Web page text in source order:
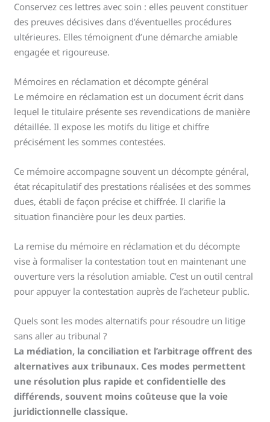
Conservez ces lettres avec soin : elles peuvent constituer
des preuves décisives dans d’éventuelles procédures
ultérieures. Elles témoignent d’une démarche amiable
engagée et rigoureuse.
Mémoires en réclamation et décompte général
Le mémoire en réclamation est un document écrit dans
lequel le titulaire présente ses revendications de manière
détaillée. Il expose les motifs du litige et chiffre
précisément les sommes contestées.
Ce mémoire accompagne souvent un décompte général,
état récapitulatif des prestations réalisées et des sommes
dues, établi de façon précise et chiffrée. Il clarifie la
situation financière pour les deux parties.
La remise du mémoire en réclamation et du décompte
vise à formaliser la contestation tout en maintenant une
ouverture vers la résolution amiable. C’est un outil central
pour appuyer la contestation auprès de l’acheteur public.
Quels sont les modes alternatifs pour résoudre un litige
sans aller au tribunal ?
La médiation, la conciliation et l’arbitrage offrent des
alternatives aux tribunaux. Ces modes permettent
une résolution plus rapide et confidentielle des
différends, souvent moins coûteuse que la voie
juridictionnelle classique.